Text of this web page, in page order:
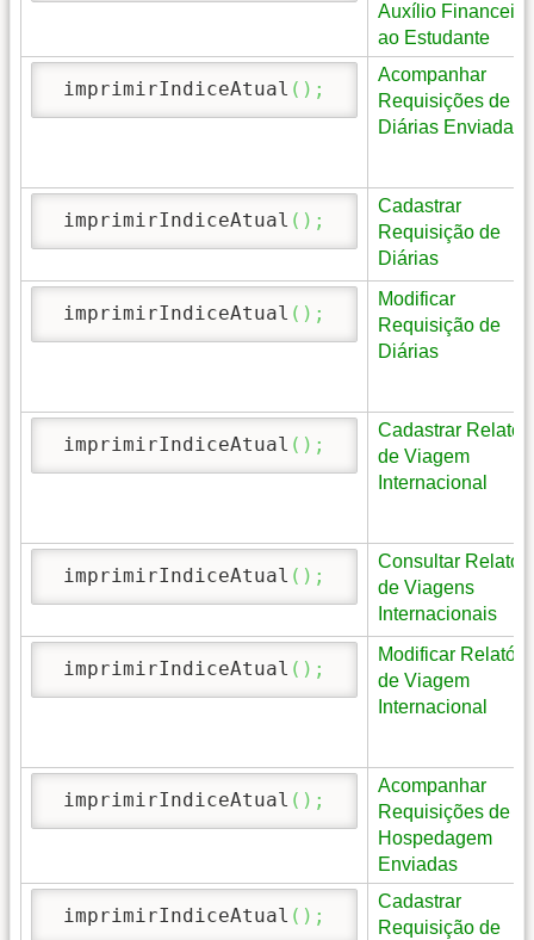
Auxílio Financeiro
ao Estudante
imprimirIndiceAtual ( ) ;
Acompanhar
Requisições de
Diárias Enviadas
imprimirIndiceAtual ( ) ;
Cadastrar
Requisição de
Diárias
imprimirIndiceAtual ( ) ;
Modificar
Requisição de
Diárias
imprimirIndiceAtual ( ) ;
Cadastrar
de Viagem
Internacional
imprimirIndiceAtual ( ) ;
Consultar
de Viagens
Internacionais
imprimirIndiceAtual ( ) ;
Modificar
de Viagem
Internacional
imprimirIndiceAtual ( ) ;
Acompanhar
Requisições de
Hospedagem
Enviadas
imprimirIndiceAtual ( ) ;
Cadastrar
Requisição de